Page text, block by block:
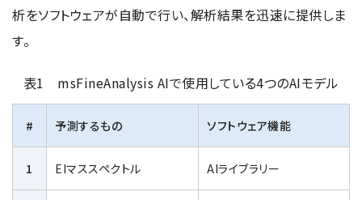
析をソフトウェアが自動で行い、解析結果を迅速に提供しま
す。
表1 msFineAnalysis AIで使用している4つのAIモデル
# 予測するもの ソフトウェア機能
1 EIマススペクトル AIライブラリー